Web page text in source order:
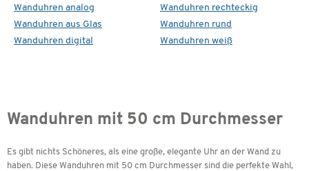
Wanduhren analog
Wanduhren aus Glas
Wanduhren digital
Wanduhren rechteckig
Wanduhren rund
Wanduhren weiß
Wanduhren mit 50 cm Durchmesser
Es gibt nichts Schöneres, als eine große, elegante Uhr an der Wand zu
haben. Diese Wanduhren mit 50 cm Durchmesser sind die perfekte Wahl,